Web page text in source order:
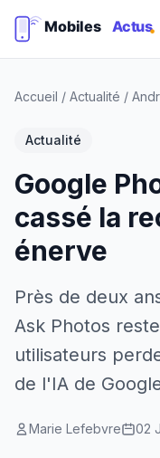
Accueil / Actualité /
Actualité
Google
cassé la
énerve
Près de deux
Ask Photos
utilisateurs
de l'IA de
Marie Lefebvre 02